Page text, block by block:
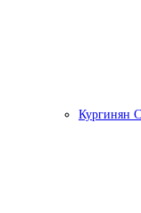
Кургинян